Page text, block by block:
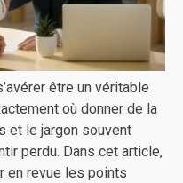
être un véritable
où donner de la
et le jargon souvent
perdu. Dans cet article,
en revue les points